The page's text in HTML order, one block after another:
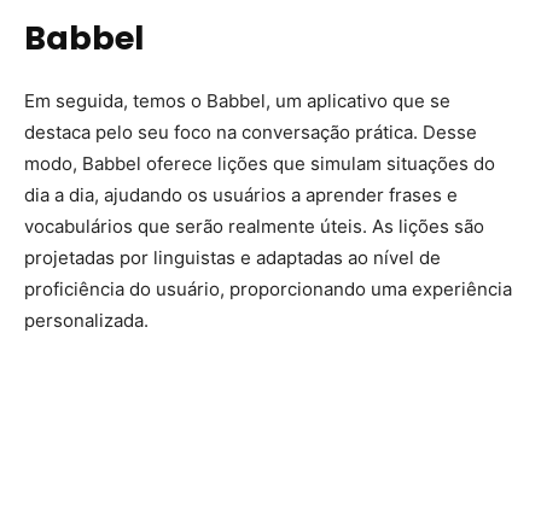
Babbel
Em seguida, temos o Babbel, um aplicativo que se
destaca pelo seu foco na conversação prática. Desse
modo, Babbel oferece lições que simulam situações do
dia a dia, ajudando os usuários a aprender frases e
vocabulários que serão realmente úteis. As lições são
projetadas por linguistas e adaptadas ao nível de
proficiência do usuário, proporcionando uma experiência
personalizada.